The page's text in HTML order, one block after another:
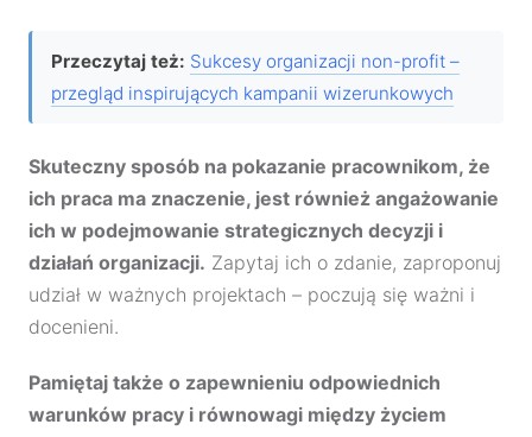
Przeczytaj też: Sukcesy organizacji non-profit –
przegląd inspirujących kampanii wizerunkowych
Skuteczny sposób na pokazanie pracownikom, że
ich praca ma znaczenie, jest również angażowanie
ich w podejmowanie strategicznych decyzji i
działań organizacji. Zapytaj ich o zdanie, zaproponuj
udział w ważnych projektach – poczują się ważni i
docenieni.
Pamiętaj także o zapewnieniu odpowiednich
warunków pracy i równowagi między życiem